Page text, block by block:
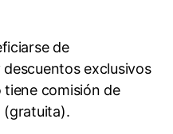
de
exclusivos
tiene comisión de
(gratuita).